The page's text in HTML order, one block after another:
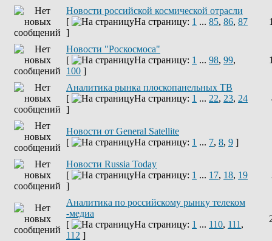
Новости российской космической отрасли
[
На страницу: 1 ... 85, 86, 87
]
Новости "Роскосмоса"
[
На страницу: 1 ... 98, 99,
100 ]
Аналитика рынка плоскопанельных ТВ
[
На страницу: 1 ... 22, 23, 24
]
Новости от General Satellite
[
На страницу: 1 ... 7, 8, 9 ]
Новости Russia Today
[
На страницу: 1 ... 17, 18, 19
]
Аналитика по российскому рынку телеком
-медиа
[
На страницу: 1 ... 110, 111 ,
112 ]